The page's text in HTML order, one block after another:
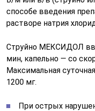
способе введения
растворе натрия
Струйно МЕКСИДОЛ
мин, капельно — со
Максимальная
1200 мг.
При острых